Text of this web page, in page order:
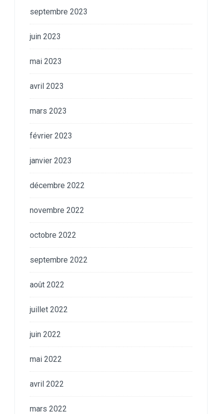
septembre 2023
juin 2023
mai 2023
avril 2023
mars 2023
février 2023
janvier 2023
décembre 2022
novembre 2022
octobre 2022
septembre 2022
août 2022
juillet 2022
juin 2022
mai 2022
avril 2022
mars 2022